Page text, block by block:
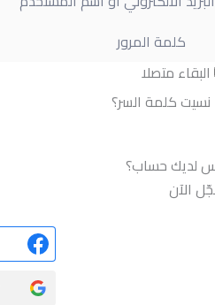
البقاء متصلا
نسيت كلمة السر؟
لديك حساب؟
الآن